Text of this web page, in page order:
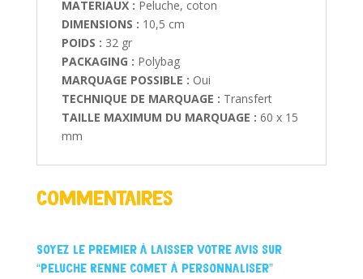
MATERIAUX : Peluche, coton
DIMENSIONS : 10,5 cm
POIDS : 32 gr
PACKAGING : Polybag
MARQUAGE POSSIBLE : Oui
TECHNIQUE DE MARQUAGE : Transfert
TAILLE MAXIMUM DU MARQUAGE : 60 x 15
mm
Commentaires
Soyez le premier à laisser votre avis sur
“Peluche Renne Comet à personnaliser”